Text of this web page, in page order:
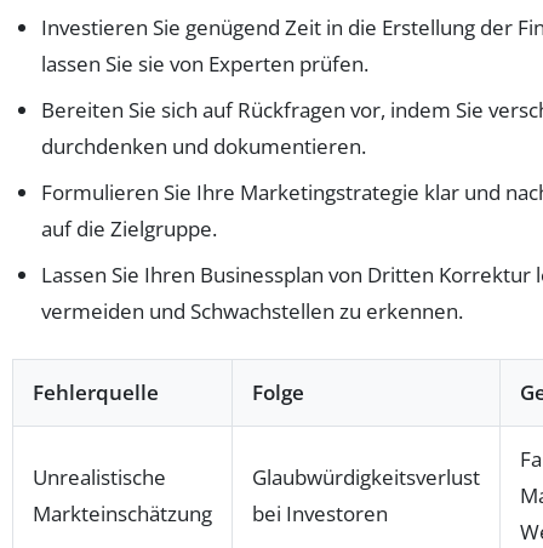
Investieren Sie genügend Zeit in die Erstellung der
lassen Sie sie von Experten prüfen.
Bereiten Sie sich auf Rückfragen vor, indem Sie
durchdenken und dokumentieren.
Formulieren Sie Ihre Marketingstrategie klar und
auf die Zielgruppe.
Lassen Sie Ihren Businessplan von Dritten Korrektur
vermeiden und Schwachstellen zu erkennen.
Fehlerquelle Folge
Unrealistische
Markteinschätzung
Glaubwürdigkeitsverlust
bei Investoren